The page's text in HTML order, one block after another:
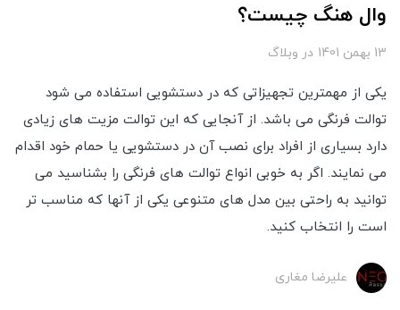
وال هنگ چیست؟
13 بهمن 1401 در وبلاگ
یکی از مهمترین تجهیزاتی که در دستشویی استفاده می شود
توالت فرنگی می باشد. از آنجایی که این توالت مزیت های زیادی
دارد بسیاری از افراد برای نصب آن در دستشویی یا حمام خود اقدام
می نمایند. اگر به خوبی انواع توالت های فرنگی را بشناسید می
توانید به راحتی بین مدل ‌های متنوعی یکی از آنها که مناسب تر
است را انتخاب کنید.
علیرضا مغاری